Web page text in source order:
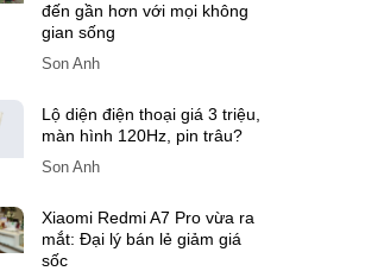
đến gần hơn với mọi không
gian sống
Son Anh
Lộ diện điện thoại giá 3 triệu,
màn hình 120Hz, pin trâu?
Son Anh
Xiaomi Redmi A7 Pro vừa ra
mắt: Đại lý bán lẻ giảm giá
sốc